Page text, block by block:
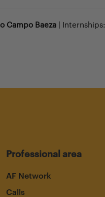
Campo Baeza | Internships:
Professional area
AF Network
Calls